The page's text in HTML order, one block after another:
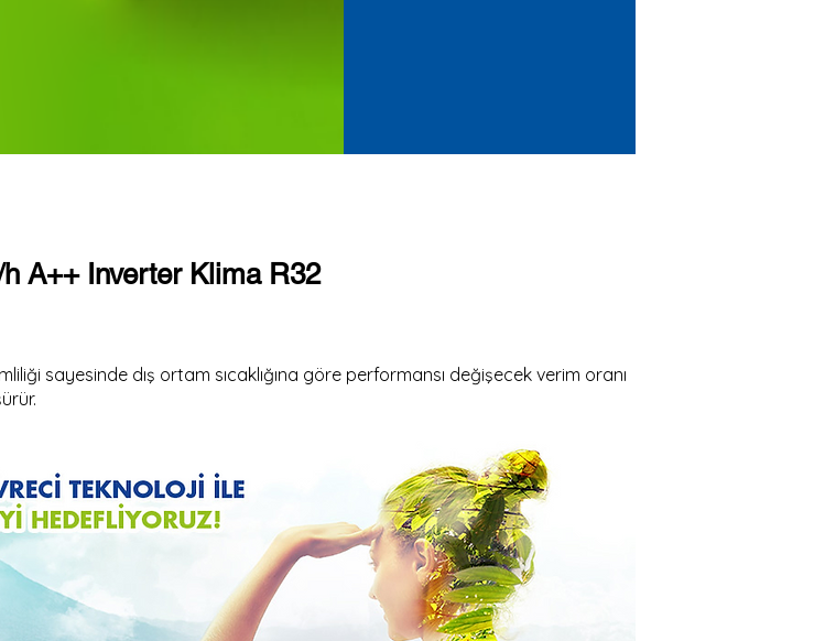
A++ Inverter Klima R32
sayesinde dış ortam sıcaklığına göre performansı değişecek verim oranı